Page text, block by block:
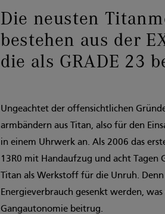
Die neusten
bestehen aus der
die als GRADE 23
Ungeachtet der offensichtlichen
armbändern aus Titan, also für den
in einem Uhrwerk an. Als 2006 das
13R0 mit Handaufzug und acht
Titan als Werkstoff für die Unruh.
Energieverbrauch gesenkt werden,
Gangautonomie beitrug.